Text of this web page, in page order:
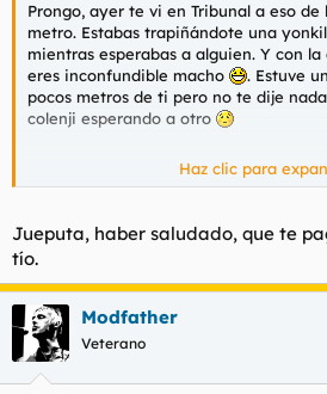
Prongo, ayer te vi en Tribunal a eso de
metro. Estabas trapiñándote una
mientras esperabas a alguien. Y con
eres inconfundible macho
. Estuve
pocos metros de ti pero no te dije
colenji esperando a otro
Para tranquilidad del personal tengo
Haz clic para
Jueputa, haber saludado, que te
tío.
Modfather
Veterano